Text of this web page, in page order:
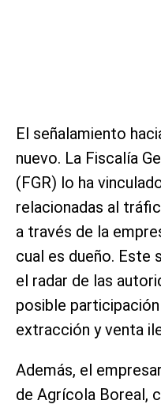
El señalamiento
nuevo. La Fiscalía
(FGR) lo ha
relacionadas al
a través de la
cual es dueño. Este
el radar de las
posible
extracción y venta
Además, el
de Agrícola Boreal,